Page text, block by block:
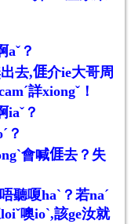
？
去,𠊎介ie大哥周
詳xiongˇ！
iaˇ？
？
會喊𠊎去？失
聽嗄haˋ？若naˊ
噢ioˋ,該ge汝就